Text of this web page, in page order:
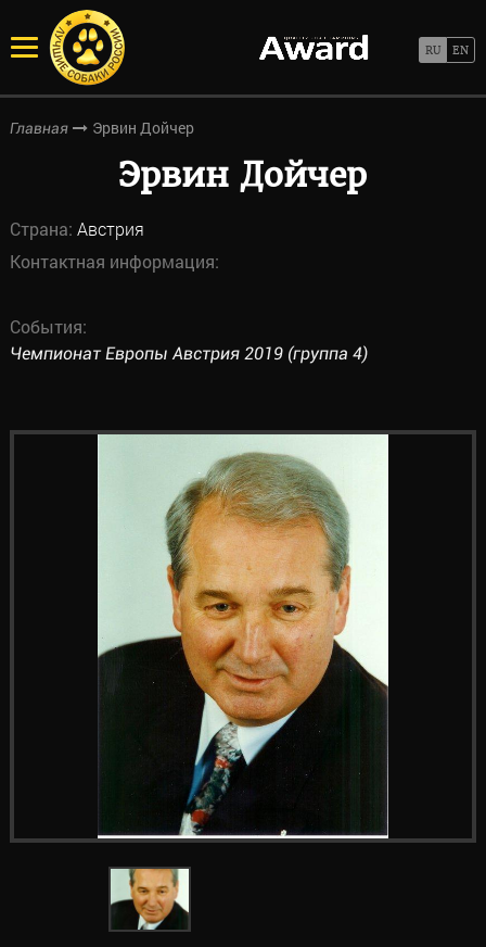
Главная Эрвин Дойчер
Эрвин Дойчер
Страна: Австрия
Контактная информация:
События:
Чемпионат Европы Австрия 2019 (группа 4)